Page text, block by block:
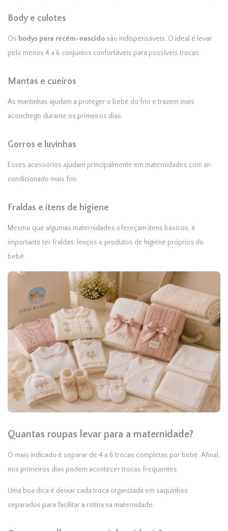
Body e culotes
Os bodys para recém-nascido são indispensáveis. O ideal é levar
pelo menos 4 a 6 conjuntos confortáveis para possíveis trocas.
Mantas e cueiros
As mantinhas ajudam a proteger o bebê do frio e trazem mais
aconchego durante os primeiros dias.
Gorros e luvinhas
Esses acessórios ajudam principalmente em maternidades com ar-
condicionado mais frio.
Fraldas e itens de higiene
Mesmo que algumas maternidades ofereçam itens básicos, é
importante ter fraldas, lenços e produtos de higiene próprios do
bebê.
Quantas roupas levar para a maternidade?
O mais indicado é separar de 4 a 6 trocas completas por bebê. Afinal,
nos primeiros dias podem acontecer trocas frequentes.
Uma boa dica é deixar cada troca organizada em saquinhos
separados para facilitar a rotina na maternidade.